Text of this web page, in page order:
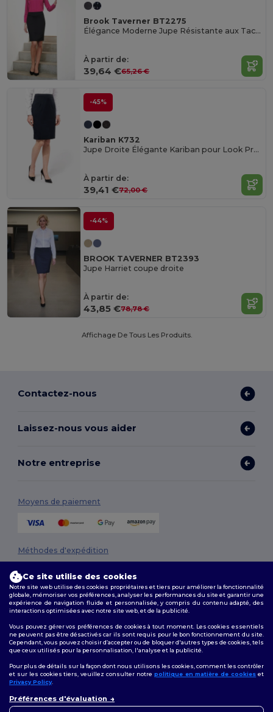
Brook Taverner BT2275
Élégance Moderne Jupe Résistante aux Taches
À partir de:
39,64 €65,26 €
-45%
Kariban K732
Jupe Droite Élégante Kariban pour Look Professionnel
À partir de:
39,41 €72,00 €
-44%
BROOK TAVERNER BT2393
Jupe Harriet coupe droite
À partir de:
43,85 €78,78 €
Affichage De Tous Les Produits.
Contactez-nous
Laissez-nous vous aider
Notre entreprise
Moyens de paiement
Méthodes d'expédition
Conditions Générales|Politique de personnalisation
Confidentialité|Politique de Cookies|Plan du Site
Suivez-nous
Ce site utilise des cookies
Notre site web utilise des cookies propriétaires et tiers pour améliorer la fonctionnalité
globale, mémoriser vos préférences, analyser les performances du site et garantir une
expérience de navigation fluide et personnalisée, y compris du contenu adapté, des
interactions optimisées avec notre site web, et de la publicité.
Vous pouvez gérer vos préférences de cookies à tout moment. Les cookies essentiels
ne peuvent pas être désactivés car ils sont requis pour le bon fonctionnement du site.
Cependant, vous pouvez choisir d’accepter ou de bloquer d'autres types de cookies, tels
que ceux utilisés pour la personnalisation, l'analyse et la publicité.
Pour plus de détails sur la façon dont nous utilisons les cookies, comment les contrôler
et sur les cookies tiers, veuillez consulter notre politique en matière de cookies et
Privacy Policy.
Préférences d'évaluation